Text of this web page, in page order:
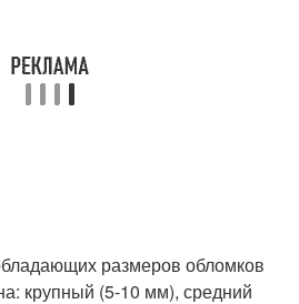
размеров обломков
крупный (5-10 мм), средний